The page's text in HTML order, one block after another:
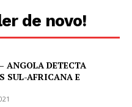
de novo!
ANGOLA DETECTA
SUL-AFRICANA E